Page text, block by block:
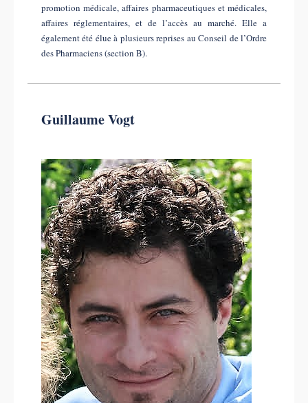
promotion médicale, affaires pharmaceutiques et médicales,
affaires réglementaires, et de l’accès au marché. Elle a
également été élue à plusieurs reprises au Conseil de l’Ordre
des Pharmaciens (section B).
Guillaume Vogt